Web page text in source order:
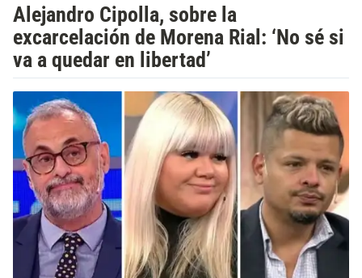
Alejandro Cipolla, sobre la
excarcelación de Morena Rial: ‘No sé si
va a quedar en libertad’